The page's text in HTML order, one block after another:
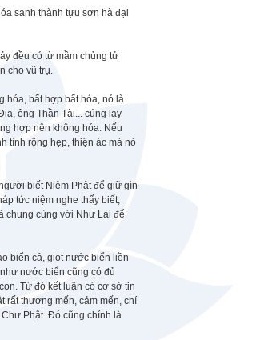
sanh thành tựu sơn hà đại
đều có từ mầm chủng tử
cho vũ trụ.
hóa, bất hợp bất hóa, nó là
ông Thần Tài... cúng lạy
hợp nên không hóa. Nếu
tình rộng hẹp, thiện ác mà nó
biết Niệm Phật để giữ gìn
tức niệm nghe thấy biết,
chung cùng với Như Lai để
biển cả, giọt nước biển liền
nước biển cũng có đủ
Từ đó kết luận có cơ sở tin
rất thương mến, cảm mến, chí
Phật. Đó cũng chính là